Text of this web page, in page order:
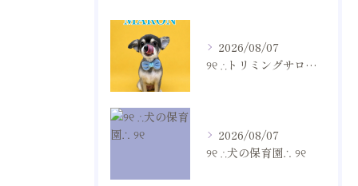
2026/08/07
୨୧ ∴トリミングサロン∴ ୨୧
2026/08/07
୨୧ ∴犬の保育園∴ ୨୧